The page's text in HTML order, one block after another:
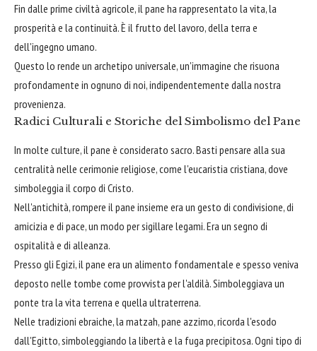
Fin dalle prime civiltà agricole, il pane ha rappresentato la vita, la
prosperità e la continuità. È il frutto del lavoro, della terra e
dell'ingegno umano.
Questo lo rende un archetipo universale, un'immagine che risuona
profondamente in ognuno di noi, indipendentemente dalla nostra
provenienza.
Radici Culturali e Storiche del Simbolismo del Pane
In molte culture, il pane è considerato sacro. Basti pensare alla sua
centralità nelle cerimonie religiose, come l'eucaristia cristiana, dove
simboleggia il corpo di Cristo.
Nell'antichità, rompere il pane insieme era un gesto di condivisione, di
amicizia e di pace, un modo per sigillare legami. Era un segno di
ospitalità e di alleanza.
Presso gli Egizi, il pane era un alimento fondamentale e spesso veniva
deposto nelle tombe come provvista per l'aldilà. Simboleggiava un
ponte tra la vita terrena e quella ultraterrena.
Nelle tradizioni ebraiche, la matzah, pane azzimo, ricorda l'esodo
dall'Egitto, simboleggiando la libertà e la fuga precipitosa. Ogni tipo di